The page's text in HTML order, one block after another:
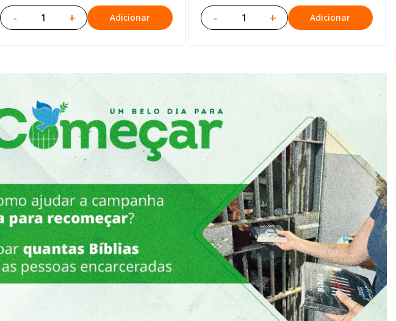
- + Adicionar - + Adicionar